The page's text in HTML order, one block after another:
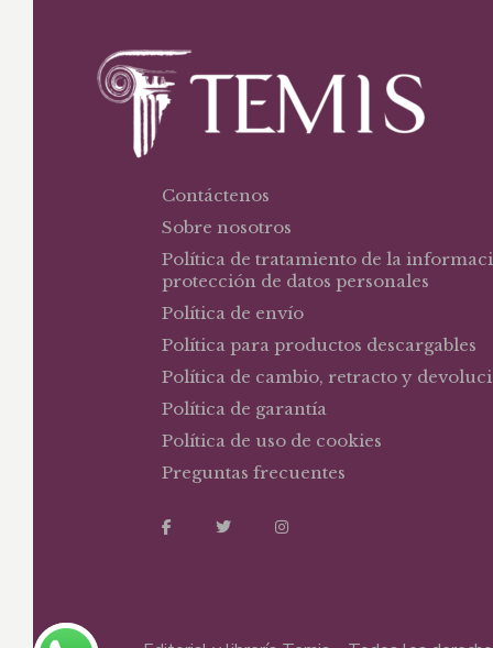
Contáctenos
Sobre nosotros
Política de tratamiento de la
protección de datos personales
Política de envío
Política para productos descargables
Política de cambio, retracto y
Política de garantía
Política de uso de cookies
Preguntas frecuentes